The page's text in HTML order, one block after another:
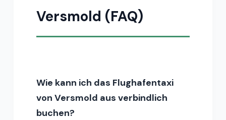
Versmold (FAQ)
Wie kann ich das Flughafentaxi
von Versmold aus verbindlich
buchen?